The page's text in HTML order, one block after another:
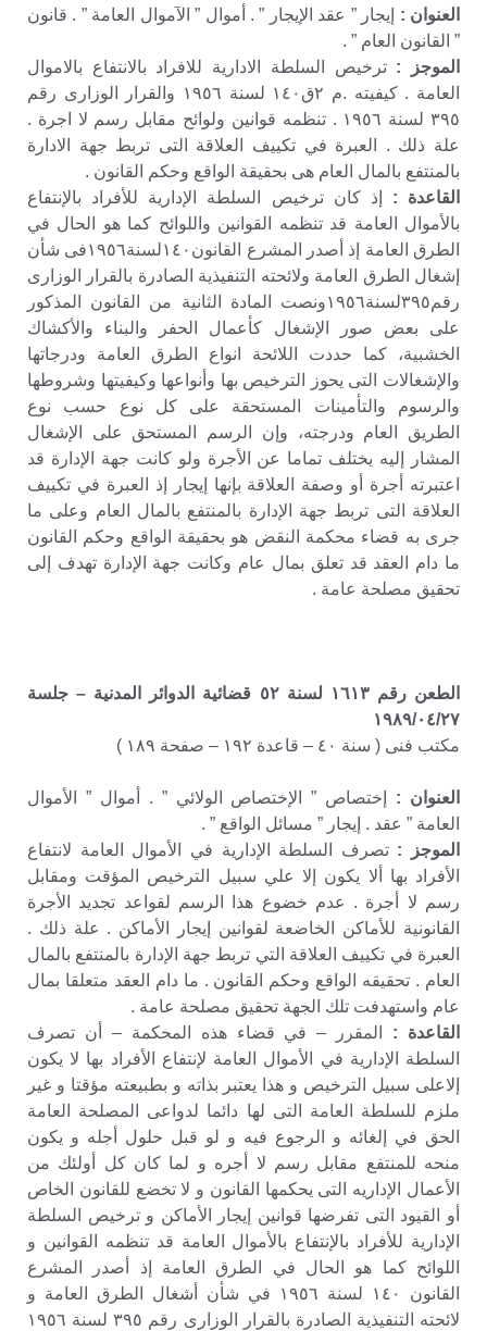
العنوان : إيجار ” عقد الإيجار ” . أموال ” الآموال العامة ” . قانون
” القانون العام ” .
الموجز : ترخيص السلطة الادارية للافراد بالانتفاع بالاموال
العامة . كيفيته .م ٢ق١٤٠ لسنة ١٩٥٦ والقرار الوزارى رقم
٣٩٥ لسنة ١٩٥٦ . تنظمه قوانين ولوائح مقابل رسم لا اجرة .
علة ذلك . العبرة في تكييف العلاقة التى تربط جهة الادارة
بالمنتفع بالمال العام هى بحقيقة الواقع وحكم القانون .
القاعدة : إذ كان ترخيص السلطة الإدارية للأفراد بالإنتفاع
بالأموال العامة قد تنظمه القوانين واللوائح كما هو الحال في
الطرق العامة إذ أصدر المشرع القانون١٤٠لسنة١٩٥٦فى شأن
إشغال الطرق العامة ولائحته التنفيذية الصادرة بالقرار الوزارى
رقم٣٩٥لسنة١٩٥٦ونصت المادة الثانية من القانون المذكور
على بعض صور الإشغال كأعمال الحفر والبناء والأكشاك
الخشبية، كما حددت اللائحة انواع الطرق العامة ودرجاتها
والإشغالات التى يحوز الترخيص بها وأنواعها وكيفيتها وشروطها
والرسوم والتأمينات المستحقة على كل نوع حسب نوع
الطريق العام ودرجته، وإن الرسم المستحق على الإشغال
المشار إليه يختلف تماما عن الأجرة ولو كانت جهة الإدارة قد
اعتبرته أجرة أو وصفة العلاقة بإنها إيجار إذ العبرة في تكييف
العلاقة التى تربط جهة الإدارة بالمنتفع بالمال العام وعلى ما
جرى به قضاء محكمة النقض هو بحقيقة الواقع وحكم القانون
ما دام العقد قد تعلق بمال عام وكانت جهة الإدارة تهدف إلى
تحقيق مصلحة عامة .
الطعن رقم ١٦١٣ لسنة ٥٢ قضائية الدوائر المدنية – جلسة
١٩٨٩/٠٤/٢٧
مكتب فنى ( سنة ٤٠ – قاعدة ١٩٢ – صفحة ١٨٩ )
العنوان : إختصاص ” الإختصاص الولائي ” . أموال ” الأموال
العامة ” عقد . إيجار ” مسائل الواقع ” .
الموجز : تصرف السلطة الإدارية في الأموال العامة لانتفاع
الأفراد بها ألا يكون إلا علي سبيل الترخيص المؤقت ومقابل
رسم لا أجرة . عدم خضوع هذا الرسم لقواعد تجديد الأجرة
القانونية للأماكن الخاضعة لقوانين إيجار الأماكن . علة ذلك .
العبرة في تكييف العلاقة التي تربط جهة الإدارة بالمنتفع بالمال
العام . تحقيقه الواقع وحكم القانون . ما دام العقد متعلقا بمال
عام واستهدفت تلك الجهة تحقيق مصلحة عامة .
القاعدة : المقرر – في قضاء هذه المحكمة – أن تصرف
السلطة الإدارية في الأموال العامة لإنتفاع الأفراد بها لا يكون
إلاعلى سبيل الترخيص و هذا يعتبر بذاته و بطبيعته مؤقتا و غير
ملزم للسلطة العامة التى لها دائما لدواعى المصلحة العامة
الحق في إلغائه و الرجوع فيه و لو قبل حلول أجله و يكون
منحه للمنتفع مقابل رسم لا أجره و لما كان كل أولئك من
الأعمال الإداريه التى يحكمها القانون و لا تخضع للقانون الخاص
أو القيود التى تفرضها قوانين إيجار الأماكن و ترخيص السلطة
الإدارية للأفراد بالإنتفاع بالأموال العامة قد تنظمه القوانين و
اللوائح كما هو الحال في الطرق العامة إذ أصدر المشرع
القانون ١٤٠ لسنة ١٩٥٦ في شأن أشغال الطرق العامة و
لائحته التنفيذية الصادرة بالقرار الوزارى رقم ٣٩٥ لسنة ١٩٥٦